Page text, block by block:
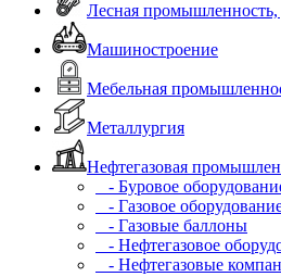
Лесная промышленность,
Машиностроение
Мебельная
Металлургия
Нефтегазовая
- Буровое
- Газовое
- Газовые баллоны
- Нефтегазовое
- Нефтегазовые